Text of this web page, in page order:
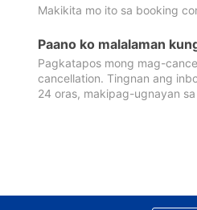
Makikita mo ito sa booking
Paano ko malalaman
Pagkatapos mong mag-
cancellation. Tingnan ang
24 oras, makipag-ugnayan